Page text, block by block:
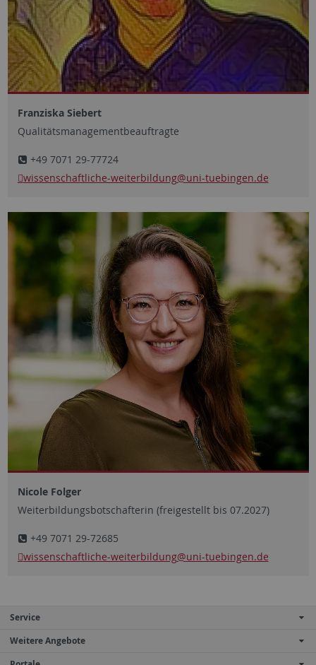
Franziska Siebert
Qualitätsmanagementbeauftragte
+49 7071 29-77724
wissenschaftliche-weiterbildung@uni-tuebingen.de
Nicole Folger
Weiterbildungsbotschafterin (freigestellt bis 07.2027)
+49 7071 29-72685
wissenschaftliche-weiterbildung@uni-tuebingen.de
Service
Weitere Angebote